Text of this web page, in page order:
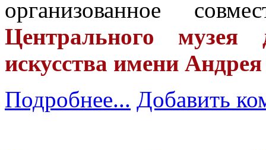
организованное
Центрального музея
искусства имени
Подробнее... Добавить